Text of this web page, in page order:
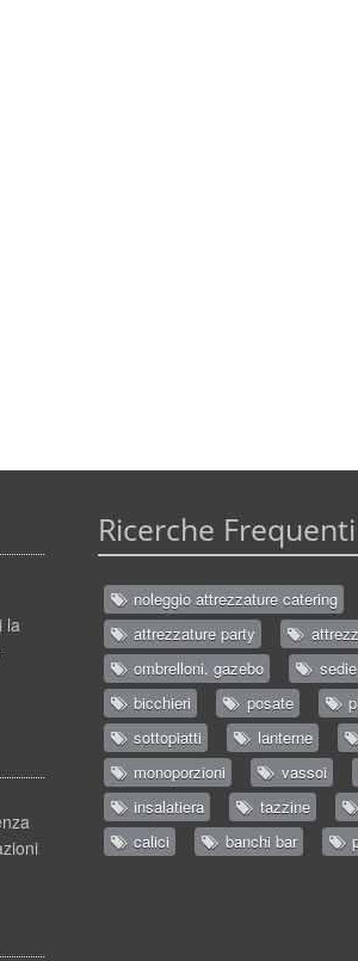
la
Ricerche Frequenti
noleggio attrezzature catering
attrezzature party
ombrelloni, gazebo
bicchieri
posate
sottopiatti
lanterne
monoporzioni
vassoi
insalatiera
tazzine
calici
banchi bar